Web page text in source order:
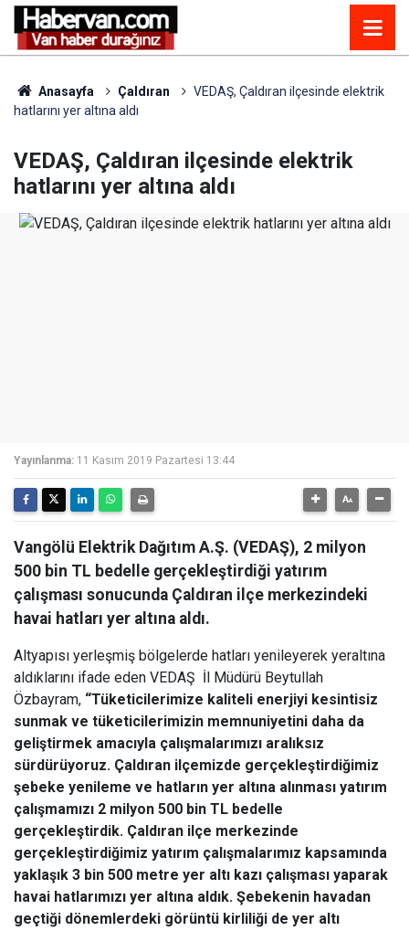
Anasayfa Çaldıran
VEDAŞ, Çaldıran ilçesinde elektrik
hatlarını yer altına aldı
VEDAŞ, Çaldıran ilçesinde elektrik
hatlarını yer altına aldı
Yayınlanma: 11 Kasım 2019 Pazartesi 13:44
Vangölü Elektrik Dağıtım A.Ş. (VEDAŞ), 2 milyon
500 bin TL bedelle gerçekleştirdiği yatırım
çalışması sonucunda Çaldıran ilçe merkezindeki
havai hatları yer altına aldı.
Altyapısı yerleşmiş bölgelerde hatları yenileyerek yeraltına
aldıklarını ifade eden VEDAŞ İl Müdürü Beytullah
Özbayram, “Tüketicilerimize kaliteli enerjiyi kesintisiz
sunmak ve tüketicilerimizin memnuniyetini daha da
geliştirmek amacıyla çalışmalarımızı aralıksız
sürdürüyoruz. Çaldıran ilçemizde gerçekleştirdiğimiz
şebeke yenileme ve hatların yer altına alınması yatırım
çalışmamızı 2 milyon 500 bin TL bedelle
gerçekleştirdik. Çaldıran ilçe merkezinde
gerçekleştirdiğimiz yatırım çalışmalarımız kapsamında
yaklaşık 3 bin 500 metre yer altı kazı çalışması yaparak
havai hatlarımızı yer altına aldık. Şebekenin havadan
geçtiği dönemlerdeki görüntü kirliliği de yer altı